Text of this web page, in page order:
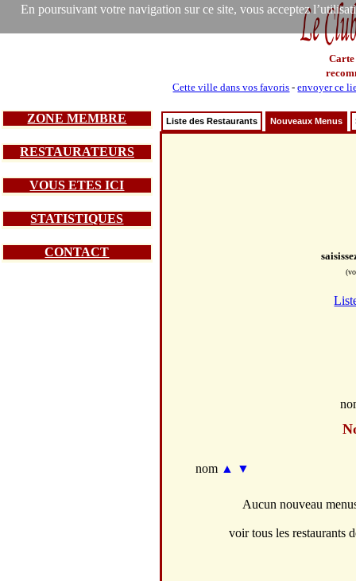
En poursuivant votre navigation sur ce site, vous acceptez
Carte
Cette ville dans vos favoris -envoyer ce
ZONE MEMBRE
RESTAURATEURS
VOUS ETES ICI
STATISTIQUES
CONTACT
Liste des Restaurants Nouveaux Menus
nom ▲ ▼
Aucun nouveau
voir tous les restaurants